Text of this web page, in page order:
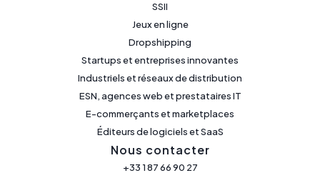
SSII
Jeux en ligne
Dropshipping
Startups et entreprises innovantes
Industriels et réseaux de distribution
ESN, agences web et prestataires IT
E-commerçants et marketplaces
Éditeurs de logiciels et SaaS
Nous contacter
+33 1 87 66 90 27